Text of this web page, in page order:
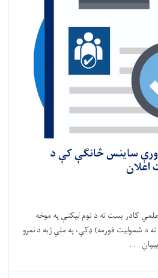
ساینس څانګې کې د
اعلان
کادر بست ته د نوم لیکنېپه موخه
د شمولیت فورمه)ډکې،په ملي ژبه دنمرو
ڼ . . .